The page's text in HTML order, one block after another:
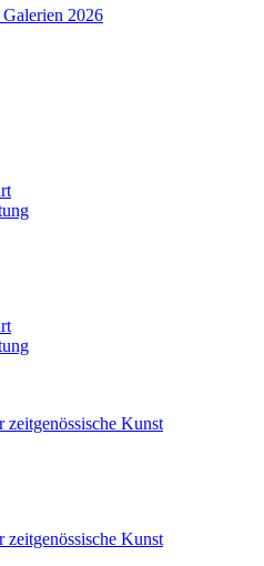
2026
Kunst
Kunst